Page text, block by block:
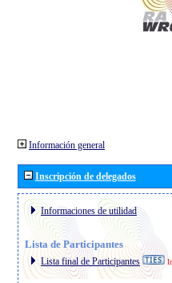
Información general
Inscripción de delegados
Informaciones de utilidad
Lista de Participantes
Lista final de Participantes